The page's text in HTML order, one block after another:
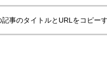
記事のタイトルとURLをコピー